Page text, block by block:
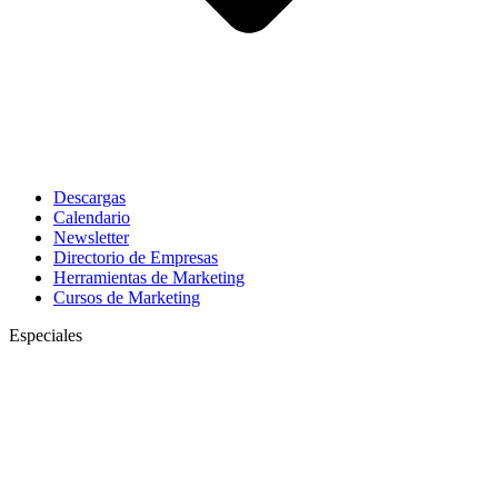
Descargas
Calendario
Newsletter
Directorio de Empresas
Herramientas de Marketing
Cursos de Marketing
Especiales